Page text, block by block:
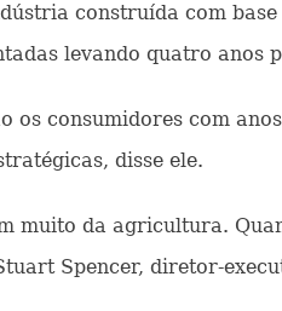
construída com
levando quatro anos
os consumidores com
disse ele.
muito da agricultura.
Spencer, diretor-